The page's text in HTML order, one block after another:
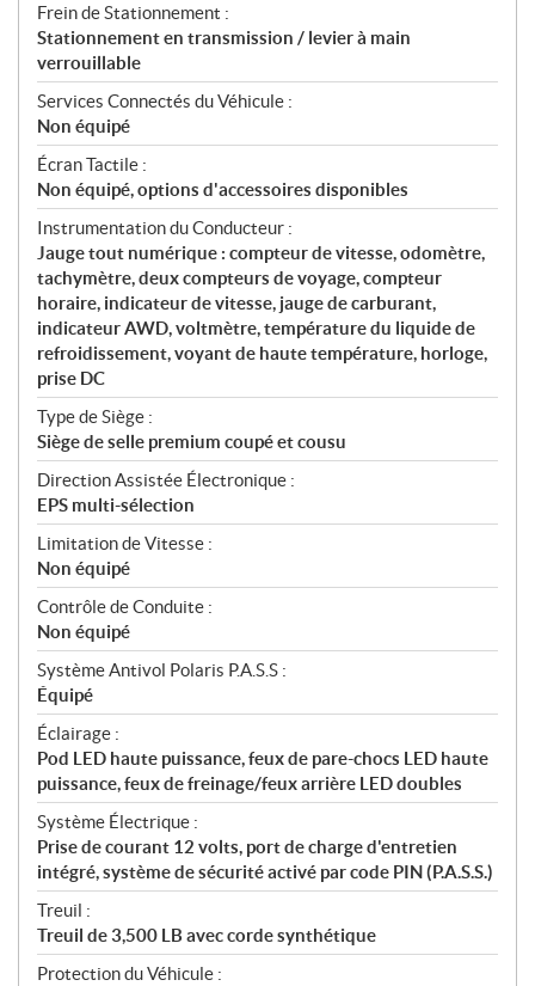
Frein de Stationnement :
Stationnement en transmission / levier à main
verrouillable
Services Connectés du Véhicule :
Non équipé
Écran Tactile :
Non équipé, options d'accessoires disponibles
Instrumentation du Conducteur :
Jauge tout numérique : compteur de vitesse, odomètre,
tachymètre, deux compteurs de voyage, compteur
horaire, indicateur de vitesse, jauge de carburant,
indicateur AWD, voltmètre, température du liquide de
refroidissement, voyant de haute température, horloge,
prise DC
Type de Siège :
Siège de selle premium coupé et cousu
Direction Assistée Électronique :
EPS multi-sélection
Limitation de Vitesse :
Non équipé
Contrôle de Conduite :
Non équipé
Système Antivol Polaris P.A.S.S :
Équipé
Éclairage :
Pod LED haute puissance, feux de pare-chocs LED haute
puissance, feux de freinage/feux arrière LED doubles
Système Électrique :
Prise de courant 12 volts, port de charge d'entretien
intégré, système de sécurité activé par code PIN (P.A.S.S.)
Treuil :
Treuil de 3,500 LB avec corde synthétique
Protection du Véhicule :